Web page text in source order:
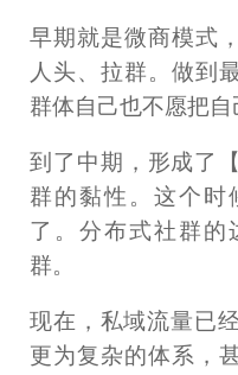
早期就是微商模式
人头、拉群。做到
群体自己也不愿把自
到了中期，形成了
群的黏性。这个时
了。分布式社群的
群。
现在，私域流量已
更为复杂的体系，